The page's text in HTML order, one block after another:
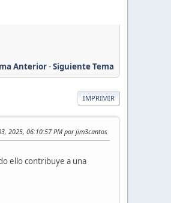
Anterior-Siguiente Tema
IMPRIMIR
2025, 06:10:57 PM por jim3cantos
ello contribuye a una